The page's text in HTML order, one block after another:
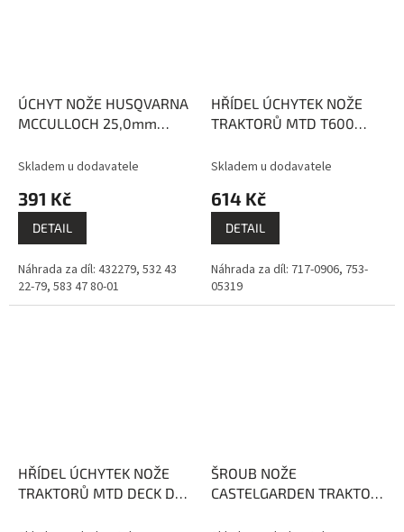
ÚCHYT NOŽE HUSQVARNA
MCCULLOCH 25,0mm
Skladem u dodavatele
391 Kč
DETAIL
Náhrada za díl: 432279, 532 43
22-79, 583 47 80-01
HŘÍDEL ÚCHYTEK NOŽE
TRAKTORŮ MTD T600
Skladem u dodavatele
614 Kč
DETAIL
Náhrada za díl: 717-0906, 753-
05319
HŘÍDEL ÚCHYTEK NOŽE
TRAKTORŮ MTD DECK D
ŠROUB NOŽE
CASTELGARDEN TRAKTOR